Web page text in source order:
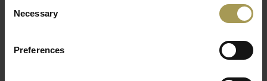
Selection
Necessary
Preferences
geluidsabsorberend gevoerde objecten bestaan volledig uit
Deze BuzziMilk akoestische Stool bestaan in verschillende